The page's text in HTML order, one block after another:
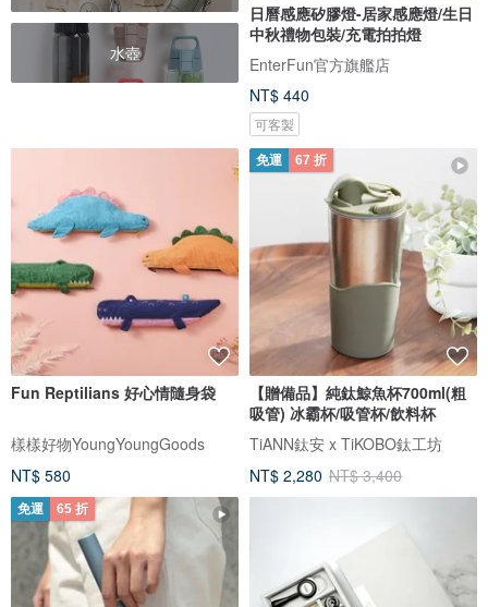
水壺
日曆感應矽膠燈-居家感應燈/生日
中秋禮物包裝/充電拍拍燈
EnterFun官方旗艦店
NT$ 440
可客製
Fun Reptilians 好心情隨身袋
樣樣好物YoungYoungGoods
NT$ 580
免運 67 折
【贈備品】純鈦鯨魚杯700ml(粗
吸管) 冰霸杯/吸管杯/飲料杯
TiANN鈦安 x TiKOBO鈦工坊
NT$ 2,280 NT$ 3,400
免運 65 折